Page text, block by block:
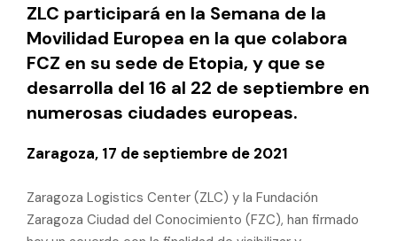
ZLC participará en la Semana de la
Movilidad Europea en la que colabora
FCZ en su sede de Etopia, y que se
desarrolla del 16 al 22 de septiembre en
numerosas ciudades europeas.
Zaragoza, 17 de septiembre de 2021
Zaragoza Logistics Center (ZLC) y la Fundación
Zaragoza Ciudad del Conocimiento (FZC), han firmado